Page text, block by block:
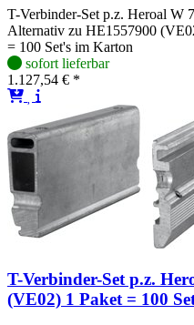
T-Verbinder-Set p.z. Heroal W
Alternativ zu HE1557900
= 100 Set's im Karton
sofort lieferbar
1.127,54 € *
T-Verbinder-Set p.z.
(VE02) 1 Paket = 100